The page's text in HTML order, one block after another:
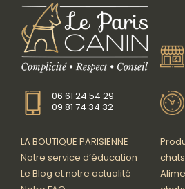
06 61 24 54 29
09 81 74 34 32
LA BOUTIQUE PARISIENNE
Notre service d’éducation
Le Blog et notre actualité
chats